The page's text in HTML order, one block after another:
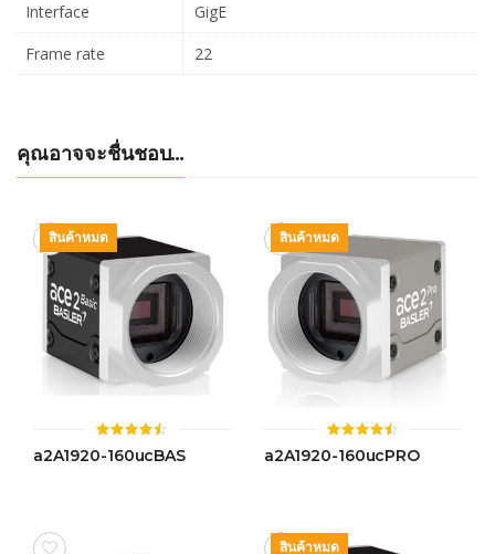
Interface
GigE
Frame rate
22
คุณอาจจะชื่นชอบ…
สินค้าหมด
ให้
คะแนน
a2A1920-160ucBAS
สินค้าหมด
ให้
คะแนน
a2A1920-160ucPRO
สินค้าหมด